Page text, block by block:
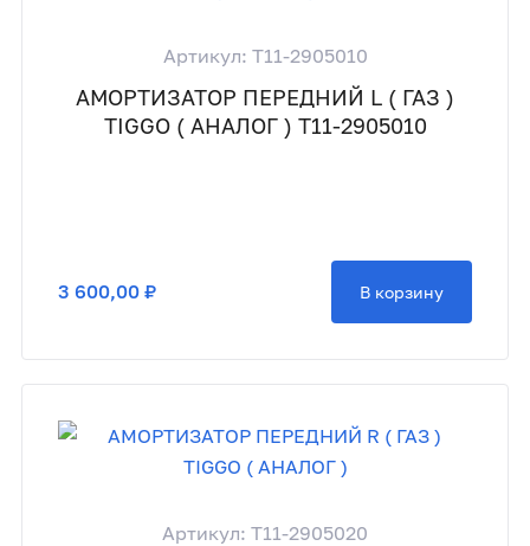
Артикул: T11-2905010
АМОРТИЗАТОР ПЕРЕДНИЙ L ( ГАЗ )
TIGGO ( АНАЛОГ ) T11-2905010
3 600,00 ₽ В корзину
Артикул: T11-2905020